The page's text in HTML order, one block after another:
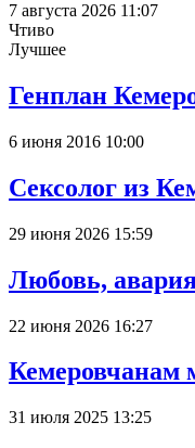
7 августа 2026 11:07
Чтиво
Лучшее
Генплан
6 июня 2016 10:00
Сексолог из
29 июня 2026 15:59
Любовь,
22 июня 2026 16:27
Кемеровчанам
31 июля 2025 13:25